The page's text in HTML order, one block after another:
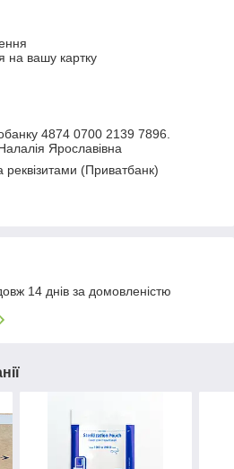
на вашу картку
4874 0700 2139 7896.
Ярославівна
(Приватбанк)
14 днів за домовленістю